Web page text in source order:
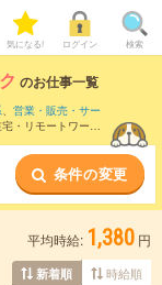
気になる! ログイン 検索
のお仕事一覧
、 営業・販売・サー
・リモートワーク
条件の変更
平均時給: 1,380 円
新着順 時給順